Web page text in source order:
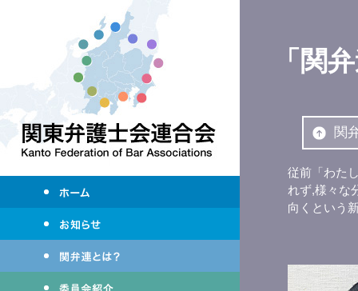
「関
関
従前「わた
れず,様々な
向くという